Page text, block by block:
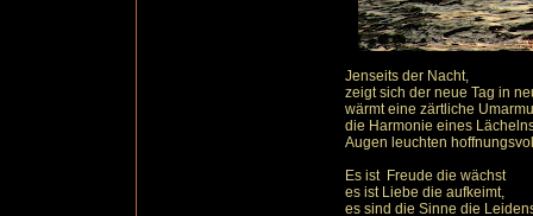
Jenseits der Nacht,
zeigt sich der neue Tag in
wärmt eine zärtliche
die Harmonie eines
Augen leuchten
Es ist Freude die wächst
es ist Liebe die aufkeimt,
es sind die Sinne die